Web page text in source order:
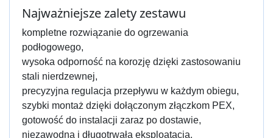
Najważniejsze zalety zestawu
kompletne rozwiązanie do ogrzewania
podłogowego,
wysoka odporność na korozję dzięki zastosowaniu
stali nierdzewnej,
precyzyjna regulacja przepływu w każdym obiegu,
szybki montaż dzięki dołączonym złączkom PEX,
gotowość do instalacji zaraz po dostawie,
niezawodna i długotrwała eksploatacja.